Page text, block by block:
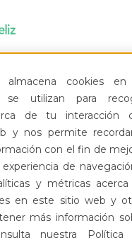
cookies
se utilizan para
de tu interacción
y nos permite
con el fin de
de
y métricas
en este sitio web y
más información
nuestra Política
para